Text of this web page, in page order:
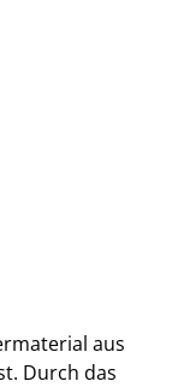
aus
Durch das